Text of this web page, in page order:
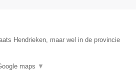
Hendrieken, maar wel in de provincie
maps ▼